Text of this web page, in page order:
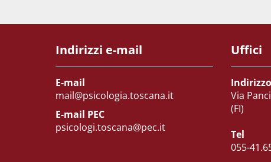
Indirizzi e-mail
E-mail
mail@psicologia.toscana.it
E-mail PEC
psicologi.toscana@pec.it
Uffici
Indirizzo
Via
(FI)
Tel
055-